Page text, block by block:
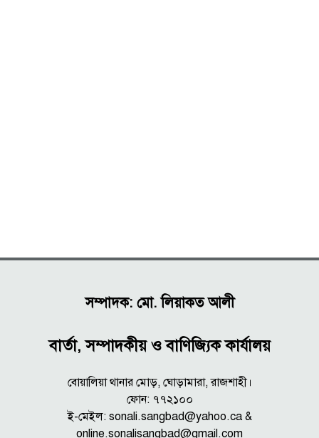
সম্পাদক: মো. লিয়াকত আলী
বার্তা, সম্পাদকীয় ও বাণিজ্যিক কার্যালয়
বোয়ালিয়া থানার মোড়, ঘোড়ামারা, রাজশাহী।
ফোন: ৭৭২১০০
ই-মেইল: sonali.sangbad@yahoo.ca &
online.sonalisangbad@gmail.com